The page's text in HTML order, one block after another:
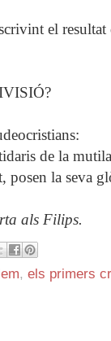
el
de la
posen la seva
als Filips.
, els primers